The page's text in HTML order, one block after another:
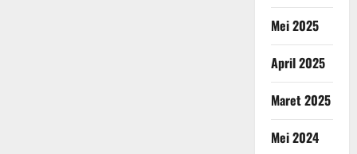
Mei 2025
April 2025
Maret 2025
Mei 2024